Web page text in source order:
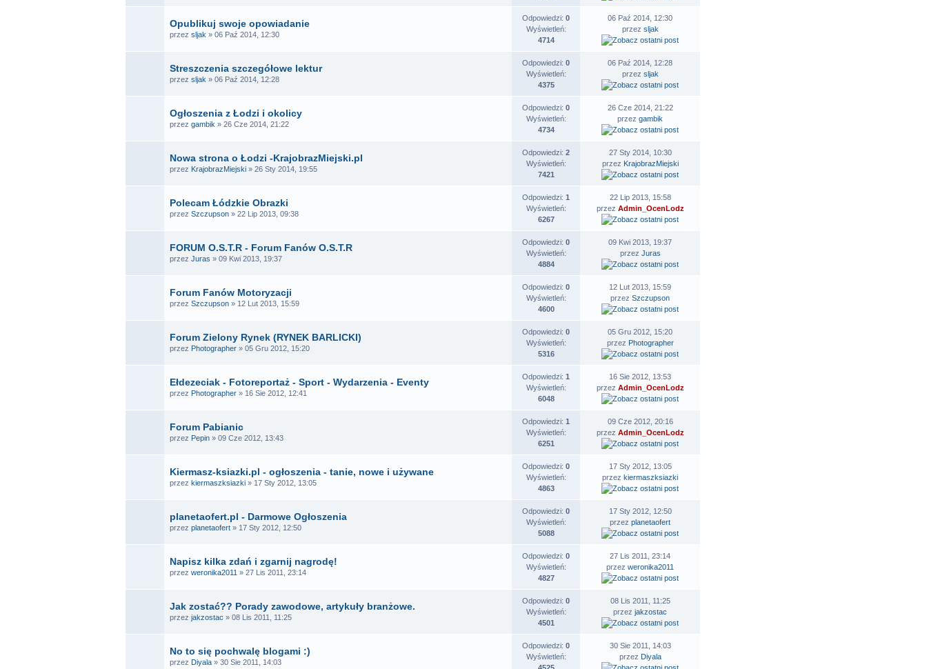
Opublikuj swoje opowiadanie
przez sljak » 06 Paź 2014, 12:30
Odpowiedzi: 0
Wyświetleń:
4714
06 Paź 2014, 12:30
przez sljak
Streszczenia szczegółowe lektur
przez sljak » 06 Paź 2014, 12:28
Odpowiedzi: 0
Wyświetleń:
4375
06 Paź 2014, 12:28
przez sljak
Ogłoszenia z Łodzi i okolicy
przez gambik » 26 Cze 2014, 21:22
Odpowiedzi: 0
Wyświetleń:
4734
26 Cze 2014, 21:22
przez gambik
Nowa strona o Łodzi -KrajobrazMiejski.pl
przez KrajobrazMiejski » 26 Sty 2014, 19:55
Odpowiedzi: 2
Wyświetleń:
7421
27 Sty 2014, 10:30
przez KrajobrazMiejski
Polecam Łódzkie Obrazki
przez Szczupson » 22 Lip 2013, 09:38
Odpowiedzi: 1
Wyświetleń:
6267
22 Lip 2013, 15:58
przez Admin_OcenLodz
FORUM O.S.T.R - Forum Fanów O.S.T.R
przez Juras » 09 Kwi 2013, 19:37
Odpowiedzi: 0
Wyświetleń:
4884
09 Kwi 2013, 19:37
przez Juras
Forum Fanów Motoryzacji
przez Szczupson » 12 Lut 2013, 15:59
Odpowiedzi: 0
Wyświetleń:
4600
12 Lut 2013, 15:59
przez Szczupson
Forum Zielony Rynek (RYNEK BARLICKI)
przez Photographer » 05 Gru 2012, 15:20
Odpowiedzi: 0
Wyświetleń:
5316
05 Gru 2012, 15:20
przez Photographer
Ełdezeciak - Fotoreportaż - Sport - Wydarzenia - Eventy
przez Photographer » 16 Sie 2012, 12:41
Odpowiedzi: 1
Wyświetleń:
6048
16 Sie 2012, 13:53
przez Admin_OcenLodz
Forum Pabianic
przez Pepin » 09 Cze 2012, 13:43
Odpowiedzi: 1
Wyświetleń:
6251
09 Cze 2012, 20:16
przez Admin_OcenLodz
Kiermasz-ksiazki.pl - ogłoszenia - tanie, nowe i używane
przez kiermaszksiazki » 17 Sty 2012, 13:05
Odpowiedzi: 0
Wyświetleń:
4863
17 Sty 2012, 13:05
przez kiermaszksiazki
planetaofert.pl - Darmowe Ogłoszenia
przez planetaofert » 17 Sty 2012, 12:50
Odpowiedzi: 0
Wyświetleń:
5088
17 Sty 2012, 12:50
przez planetaofert
Napisz kilka zdań i zgarnij nagrodę!
przez weronika2011 » 27 Lis 2011, 23:14
Odpowiedzi: 0
Wyświetleń:
4827
27 Lis 2011, 23:14
przez weronika2011
Jak zostać?? Porady zawodowe, artykuły branżowe.
przez jakzostac » 08 Lis 2011, 11:25
Odpowiedzi: 0
Wyświetleń:
4501
08 Lis 2011, 11:25
przez jakzostac
No to się pochwalę blogami :)
przez Diyala » 30 Sie 2011, 14:03
Odpowiedzi: 0
Wyświetleń:
30 Sie 2011, 14:03
przez Diyala